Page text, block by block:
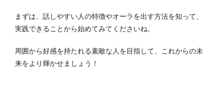
まずは、話しやすい人の特徴やオーラを出す方法を知って、
実践できることから始めてみてくださいね。
周囲から好感を持たれる素敵な人を目指して、これからの未
来をより輝かせましょう！